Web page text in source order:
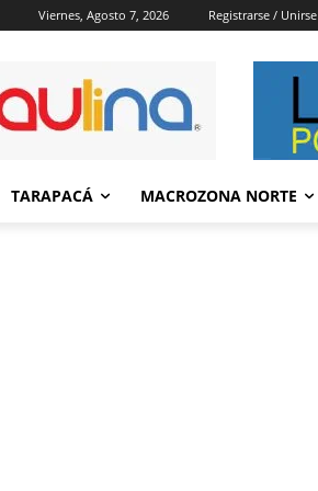
Viernes, Agosto 7, 2026 Registrarse / Unirse
TARAPACÁ MACROZONA NORTE